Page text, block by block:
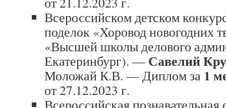
Всероссийском детском
поделок «Хоровод новогодних
«Высшей школы делового
Екатеринбург). — Савелий
Моложай К.В. — Диплом за 1
от 27.12.2023 г.
Всероссийская